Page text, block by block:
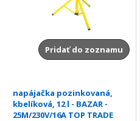
Pridať do zoznamu
napájačka pozinkovaná,
kbelíková, 12 l - BAZAR -
25M/230V/16A TOP TRADE